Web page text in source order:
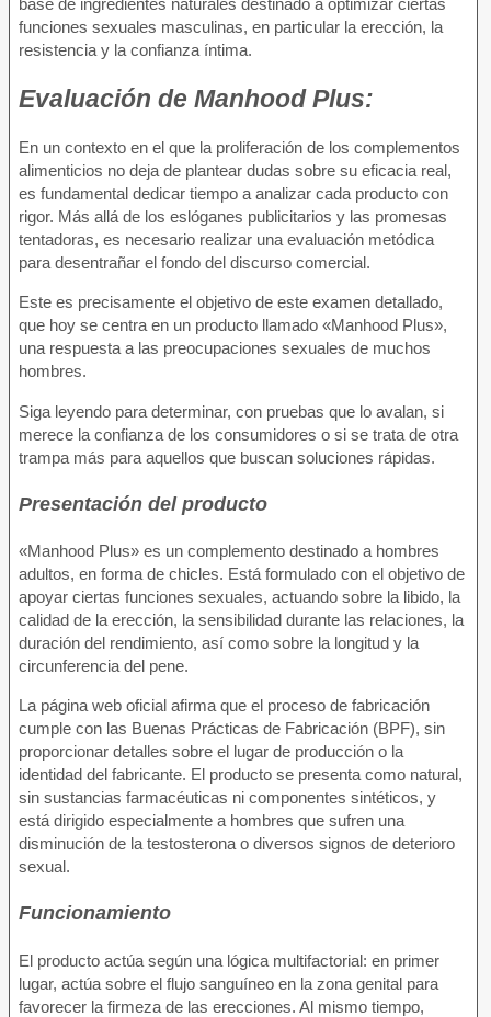
funciones sexuales masculinas, en particular la erección, la
resistencia y la confianza íntima.
Evaluación de Manhood Plus:
En un contexto en el que la proliferación de los complementos
alimenticios no deja de plantear dudas sobre su eficacia real,
es fundamental dedicar tiempo a analizar cada producto con
rigor. Más allá de los eslóganes publicitarios y las promesas
tentadoras, es necesario realizar una evaluación metódica
para desentrañar el fondo del discurso comercial.
Este es precisamente el objetivo de este examen detallado,
que hoy se centra en un producto llamado «Manhood Plus»,
una respuesta a las preocupaciones sexuales de muchos
hombres.
Siga leyendo para determinar, con pruebas que lo avalan, si
merece la confianza de los consumidores o si se trata de otra
trampa más para aquellos que buscan soluciones rápidas.
Presentación del producto
«Manhood Plus» es un complemento destinado a hombres
adultos, en forma de chicles. Está formulado con el objetivo de
apoyar ciertas funciones sexuales, actuando sobre la libido, la
calidad de la erección, la sensibilidad durante las relaciones, la
duración del rendimiento, así como sobre la longitud y la
circunferencia del pene.
La página web oficial afirma que el proceso de fabricación
cumple con las Buenas Prácticas de Fabricación (BPF), sin
proporcionar detalles sobre el lugar de producción o la
identidad del fabricante. El producto se presenta como natural,
sin sustancias farmacéuticas ni componentes sintéticos, y
está dirigido especialmente a hombres que sufren una
disminución de la testosterona o diversos signos de deterioro
sexual.
Funcionamiento
El producto actúa según una lógica multifactorial: en primer
lugar, actúa sobre el flujo sanguíneo en la zona genital para
favorecer la firmeza de las erecciones. Al mismo tiempo,